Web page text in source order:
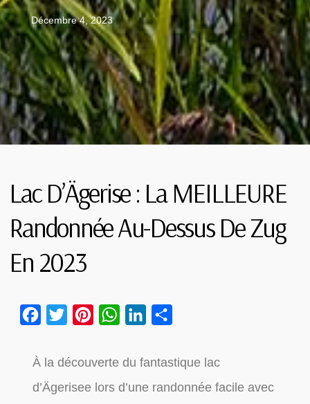
Décembre 4, 2023
Lac D’Ägerise : La MEILLEURE
Randonnée Au-Dessus De Zug
En 2023
FacebookTwitterPinterestWhatsApp
LinkedIn
À la découverte du fantastique lac
d’Ägerisee lors d’une randonnée facile avec